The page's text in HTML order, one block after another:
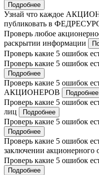
Подробнее
Узнай что каждое
публиковать в
Проверь любое
раскрытии информации
Проверь какие 5 ошибок
Проверь какие 5 ошибок
Подробнее
Проверь какие 5 ошибок
АКЦИОНЕРОВ
Подробнее
Проверь какие 5 ошибок
лиц
Подробнее
Проверь какие 5 ошибок
Подробнее
Проверь какие 5 ошибок
заключении акционерного
Проверь какие 5 ошибок
Подробнее